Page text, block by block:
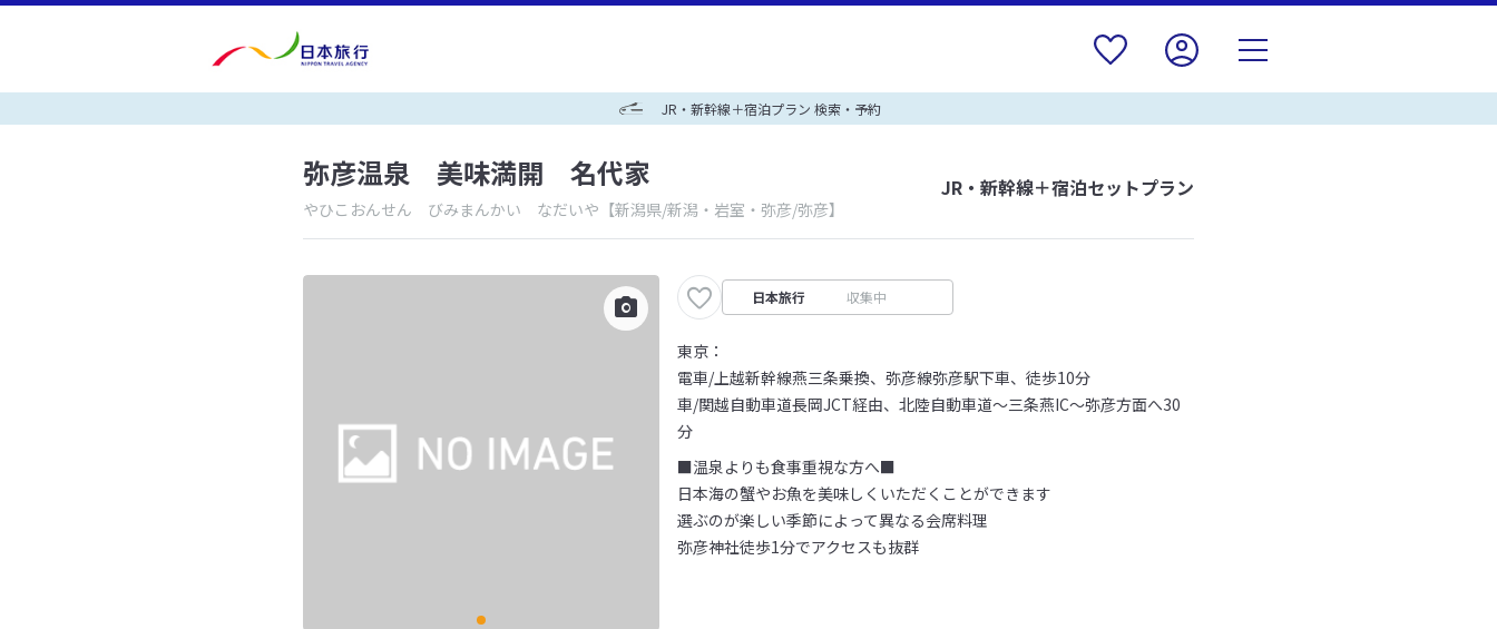
JR・新幹線＋宿泊プラン 検索・予約
弥彦温泉 美味満開 名代家
やひこおんせん びみまんかい なだいや 【新潟県/新潟・岩室・弥彦/弥彦】
JR・新幹線＋宿泊セットプラン
日本旅行 収集中
東京：
電車/上越新幹線燕三条乗換、弥彦線弥彦駅下車、徒歩10分
車/関越自動車道長岡JCT経由、北陸自動車道～三条燕IC～弥彦方面へ30
分
■温泉よりも食事重視な方へ■
日本海の蟹やお魚を美味しくいただくことができます
選ぶのが楽しい季節によって異なる会席料理
弥彦神社徒歩1分でアクセスも抜群